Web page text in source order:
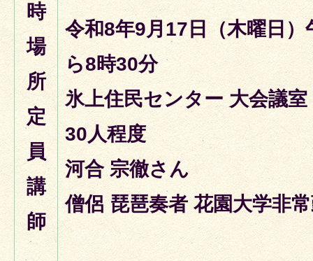
時
場
所
定
員
講
師
令和8年9月17日（木曜日）
ら8時30分
氷上住民センター 大会議室
30人程度
河合 宗徹さん
僧侶 琵琶奏者 花園大学非